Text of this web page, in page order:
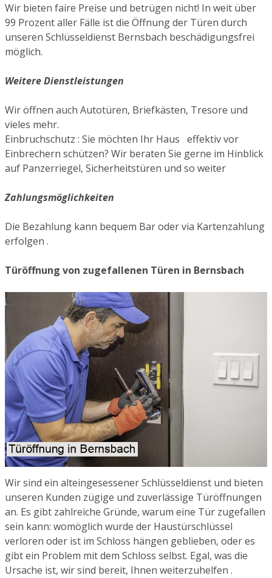
Wir bieten faire Preise und betrügen nicht! In weit über
99 Prozent aller Fälle ist die Öffnung der Türen durch
unseren Schlüsseldienst Bernsbach beschädigungsfrei
möglich.
Weitere Dienstleistungen
Wir öffnen auch Autotüren, Briefkästen, Tresore und
vieles mehr.
Einbruchschutz : Sie möchten Ihr Haus effektiv vor
Einbrechern schützen? Wir beraten Sie gerne im Hinblick
auf Panzerriegel, Sicherheitstüren und so weiter
Zahlungsmöglichkeiten
Die Bezahlung kann bequem Bar oder via Kartenzahlung
erfolgen .
Türöffnung von zugefallenen Türen in Bernsbach
Wir sind ein alteingesessener Schlüsseldienst und bieten
unseren Kunden zügige und zuverlässige Türöffnungen
an. Es gibt zahlreiche Gründe, warum eine Tür zugefallen
sein kann: womöglich wurde der Haustürschlüssel
verloren oder ist im Schloss hängen geblieben, oder es
gibt ein Problem mit dem Schloss selbst. Egal, was die
Ursache ist, wir sind bereit, Ihnen weiterzuhelfen .